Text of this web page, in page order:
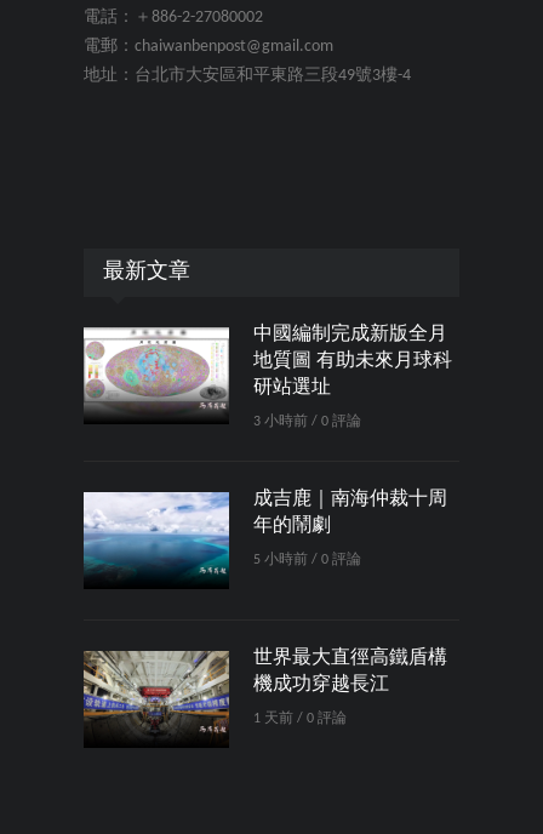
電話：＋886-2-27080002
電郵：chaiwanbenpost@gmail.com
地址：台北市大安區和平東路三段49號3樓-4
最新文章
中國編制完成新版全月
地質圖 有助未來月球科
研站選址
3 小時前 / 0 評論
成吉鹿｜南海仲裁十周
年的鬧劇
5 小時前 / 0 評論
世界最大直徑高鐵盾構
機成功穿越長江
1 天前 / 0 評論